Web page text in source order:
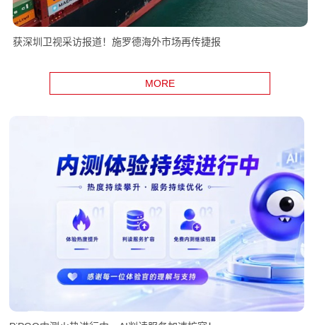
获深圳卫视采访报道！施罗德海外市场再传捷报
MORE